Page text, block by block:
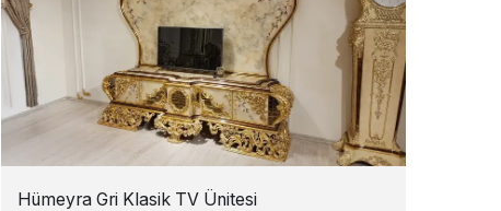
Hümeyra Gri Klasik TV Ünitesi